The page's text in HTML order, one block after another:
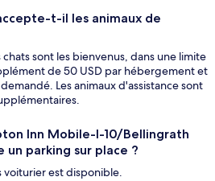
t-il les animaux de
sont les bienvenus, dans une limite
de 50 USD par hébergement et
Les animaux d'assistance sont
Inn Mobile-I-10/Bellingrath
un parking sur place ?
voiturier est disponible.